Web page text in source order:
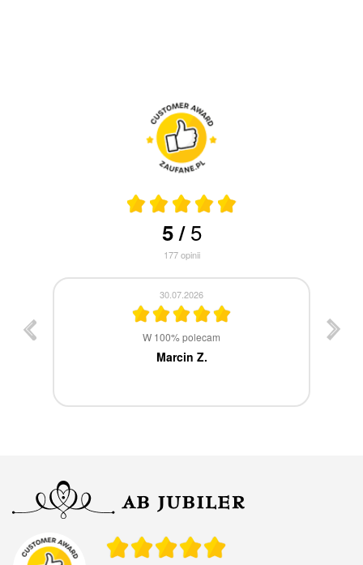
5/5
177opinii
30.07.2026
W 100% polecam
Marcin Z.